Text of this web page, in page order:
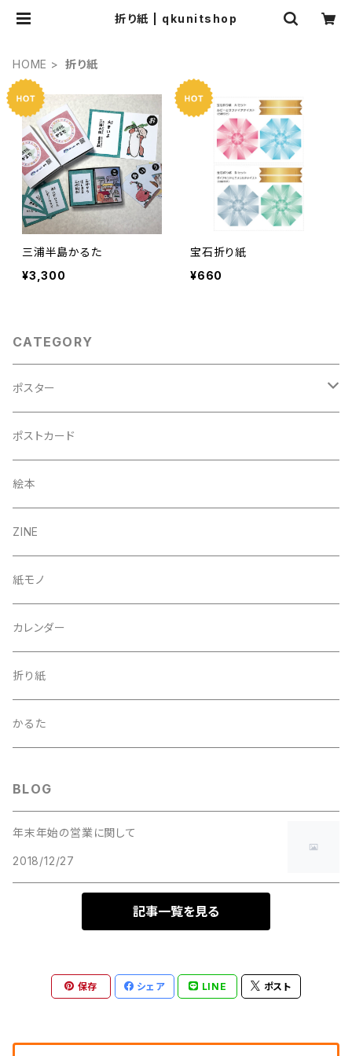
折り紙 | qkunitshop
HOME 折り紙
三浦半島かるた
¥3,300
宝石折り紙
¥660
CATEGORY
ポスター
A3
B5（額入り）
A4
50×70cm
ポストカード
絵本
ZINE
紙モノ
カレンダー
折り紙
かるた
BLOG
年末年始の営業に関して
2018/12/27
記事一覧を見る
保存 シェア LINE ポスト